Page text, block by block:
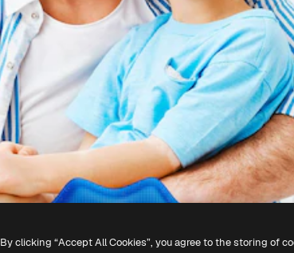
By clicking “Accept All Cookies”, you agree to the storing of